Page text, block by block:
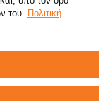
του. Πολιτική